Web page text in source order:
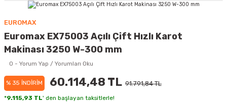
EUROMAX
Euromax EX75003 Açılı Çift Hızlı Karot
Makinası 3250 W-300 mm
0 - Yorum Yap / Yorumları Oku
% 35 İNDİRİM 60.114,48 TL 91.791,84 TL
*9.115,93 TL' den başlayan taksitlerle!